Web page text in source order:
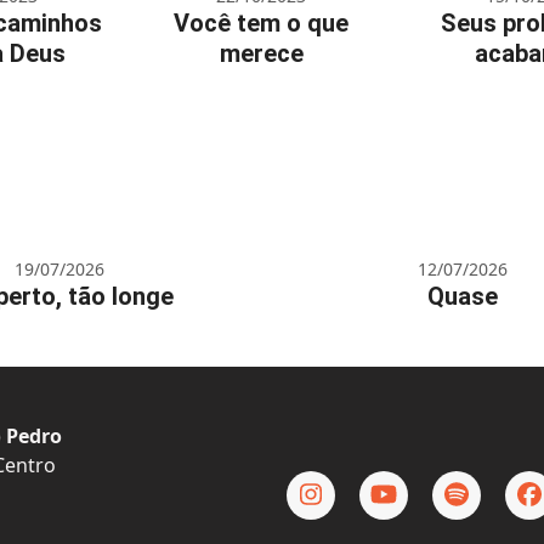
Deus
Você tem o que
merece
Seus
19/07/2026
tão longe
12/07/2026
Quase
InstagramYouTubeSpotify